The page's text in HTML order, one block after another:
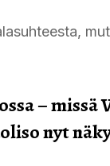
– missä
nyt